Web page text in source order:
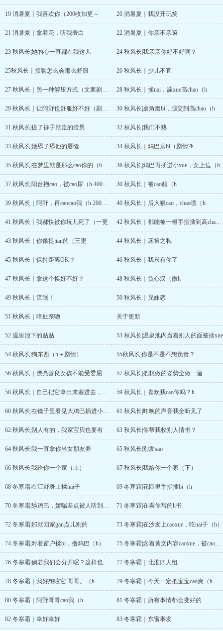
19 消暑夏｜我喜欢你（200收加更～ 20 消暑夏｜我没开玩笑
21 消暑夏｜拿着花，听我表白 22 消暑夏｜你亲不亲嘛
23 秋风长|她的心一直都在我这儿 24 秋风长|我亲亲你好不好啊？
25秋风长｜接吻怎么会那么舒服 26 秋风长｜少儿不宜
27 秋风长｜另一种解压方式（文案剧情，150珠加更 28 秋风长｜揉nai，舔xue高chao（h
29 秋风长｜让阿野也舒服好不好（剧情?h 30 秋风长|桌角磨bi，腿交到高chao（h
31 秋风长|提了裤子就走的渣男 32 秋风长|我们不熟
33 秋风长|她舔了舔他的唇缝 34 秋风长｜鸡巴扇bi（剧情?h
35 秋风长|在梦里就是那么cao你的（h 36 秋风长|鸡巴再插进小xue，女上位（h
37 秋风长|阳台抱cao，被cao尿（h 400收加更啦~ 30 秋风长｜被cao醒（h
39 秋风长｜阿野，再caocao我（h 200珠加更 40 秋风长｜后入狠cao，chao喷（h
41 秋风长｜我都快被你玩儿死了（一更 42 秋风长｜都能被一根手指插到高chao（微h，二更
43 秋风长｜你像捉jian的（三更 44 秋风长｜床笫之私
45 秋风长｜保持距离OK？ 46 秋风长｜我只有你了
47 秋风长｜拿这个换好不好？ 48 秋风长｜负心汉（微h
49 秋风长｜流氓！ 50 秋风长｜兄妹恋
51 秋风长｜暗处亲吻 关于更新
52 温泉池下的贴贴 53 秋风长|温泉池内当着别人的面被插xue
54 秋风长|狗东西（h＋剧情） 55秋风长|你是不是不想负责？
56 秋风长｜漂亮善良女孩不能受委屈 57 秋风长|把想做的姿势全做一遍
58 秋风长｜自己把它拿出来塞进去，好不好？h 59 秋风长｜喜欢我cao你吗？h
60 秋风长|在镜子里看见大鸡巴插进小xue，被cao尿h 61 秋风长|昨晚的声音我全听见了
62 秋风长|别人有的，我家宝贝也要有 63 秋风长|你帮我收别人情书？
64 秋风长|我一直拿你当女朋友养 65 秋风长|别发sao
66 秋风长|我给你一个家（上） 67 秋风长|我给你一个家（下）
68 冬寒霜|在江野身上揉nai子 69 冬寒霜|花园里手指插bi（h
70 冬寒霜|舔鸡巴，娇喘差点被人听到（h 71 冬寒霜|在看你写的h书
72 冬寒霜|那就回家gan点儿别的 73 冬寒霜|在沙发上caoxue，吃nai子（h）
74 冬寒霜|对着窗户揉bi，撸鸡巴（h） 75 冬寒霜|念着黄文内容caoxue，被cao到高chao（h）
76 冬寒霜|倘若我们会分开呢？这样也没关系吗？ 77 冬寒霜｜北淮四人组
78 冬寒霜｜我好想咬它 哥哥。（h 79 冬寒霜｜今天一定把宝宝cao爽（h
80 冬寒霜｜阿野哥哥cao我（h 81 冬寒霜｜所有事情都会变好的
82 冬寒霜｜幸好幸好 83 冬寒霜｜东窗事发